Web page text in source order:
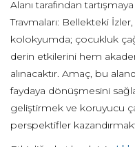
Alanı tarafından
Travmaları: Bellekteki
kolokyumda; çocukluk
derin etkilerini hem
alınacaktır. Amaç, bu
faydaya dönüşmesini
geliştirmek ve koruyucu
perspektifler